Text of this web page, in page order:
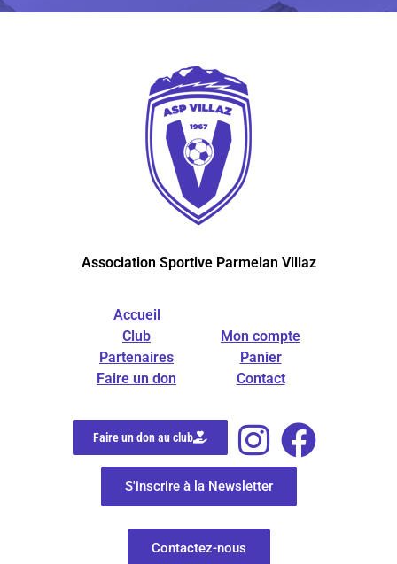
Association Sportive Parmelan Villaz
Accueil
Club
Partenaires
Faire un don
Mon compte
Panier
Contact
Faire un don au club
S'inscrire à la Newsletter
Contactez-nous